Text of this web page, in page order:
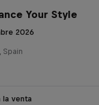
Your Style
2026
Spain
la venta